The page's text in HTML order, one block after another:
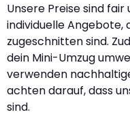
Unsere Preise sind
individuelle Angebote,
zugeschnitten sind.
dein Mini-Umzug
verwenden
achten darauf, dass
sind.